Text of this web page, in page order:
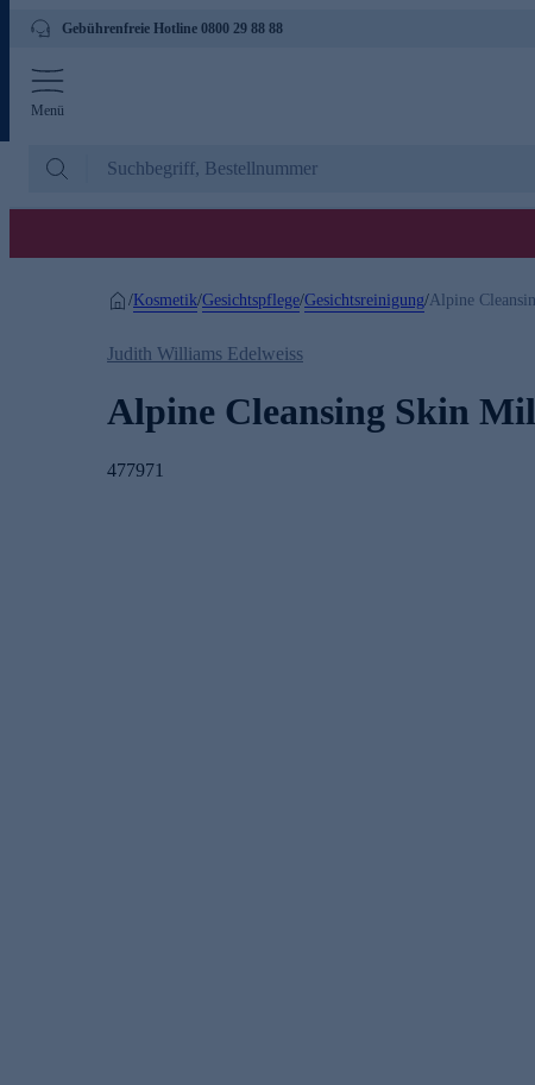
Gebührenfreie Hotline 0800 29 88 88
Menü
/Kosmetik/Gesichtspflege/Gesichtsreinigung/Alpine
Judith Williams Edelweiss
Alpine Cleansing Skin
477971